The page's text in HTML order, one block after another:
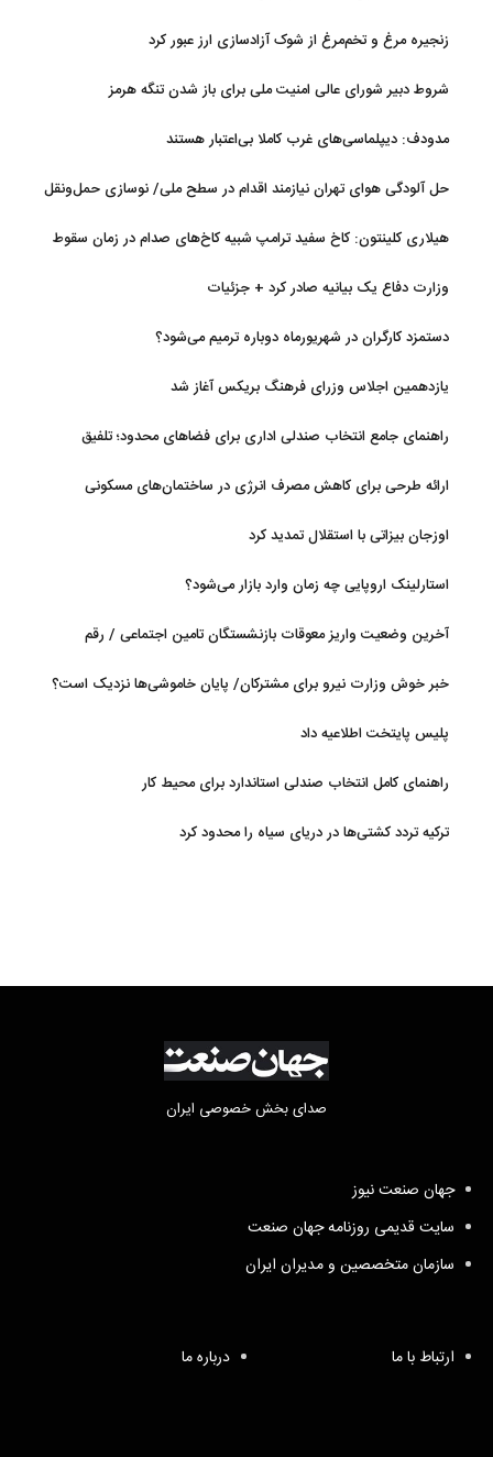
زنجیره مرغ و تخم‌مرغ از شوک آزادسازی ارز عبور کرد
شروط دبیر شورای عالی امنیت ملی برای باز شدن تنگه هرمز
مدودف: دیپلماسی‌های غرب کاملا بی‌اعتبار هستند
حل آلودگی هوای تهران نیازمند اقدام در سطح ملی/ نوسازی حمل‌ونقل
هیلاری کلینتون: کاخ سفید ترامپ شبیه کاخ‌های صدام در زمان سقوط
وزارت دفاع یک بیانیه صادر کرد + جزئیات
دستمزد کارگران در شهریورماه دوباره ترمیم می‌شود؟
یازدهمین اجلاس وزرای فرهنگ بریکس آغاز شد
راهنمای جامع انتخاب صندلی اداری برای فضاهای محدود؛ تلفیق
ارائه طرحی برای کاهش مصرف انرژی در ساختمان‌های مسکونی
اوزجان بیزاتی با استقلال تمدید کرد
استارلینک اروپایی چه زمان وارد بازار می‌شود؟
آخرین وضعیت واریز معوقات بازنشستگان تامین اجتماعی / رقم
خبر خوش وزارت نیرو برای مشترکان/ پایان خاموشی‌ها نزدیک است؟
پلیس پایتخت اطلاعیه داد
راهنمای کامل انتخاب صندلی استاندارد برای محیط کار
ترکیه تردد کشتی‌ها در دریای سیاه را محدود کرد
صدای بخش خصوصی ایران
جهان صنعت نیوز
سایت قدیمی روزنامه جهان صنعت
سازمان متخصصین و مدیران ایران
ارتباط با ما درباره ما